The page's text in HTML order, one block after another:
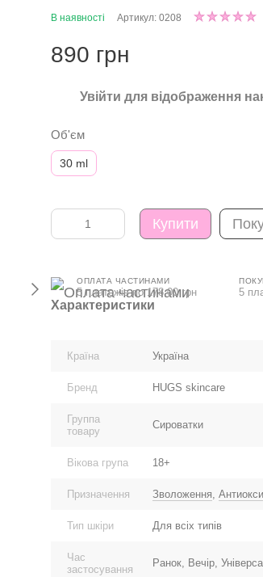
В наявності Артикул: 0208
890 грн
Увійти для відображення
Об'єм
30 ml
Купити
ОПЛАТА ЧАСТИНАМИ
5 платежів по 178.00 грн 5
Характеристики
Країна Україна
Бренд HUGS skincare
Группа
товару
Сироватки
Вікова група 18+
Призначення Зволоження,
Тип шкіри Для всіх типів
Час
застосування
Ранок, Вечір,